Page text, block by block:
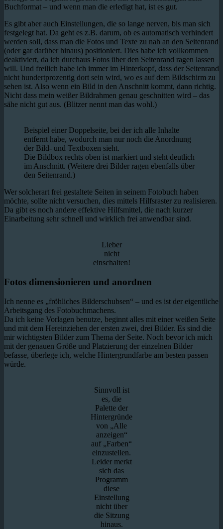
Buchformat – und wenn man die erledigt hat, ist es gut.
Es gibt aber auch Einstellungen, die so lange nerven, bis man sich
festgelegt hat. Da geht es z.B. darum, ob es automatisch verhindert
werden soll, dass man die Fotos und Texte zu nah an den Seitenrand
(oder gar darüber hinaus) positioniert. Dies habe ich vollkommen
deaktiviert, da ich durchaus Fotos über den Seitenrand ragen lassen
will. Und freilich habe ich immer im Hinterkopf, dass der Seitenrand
nicht hundertprozentig dort sein wird, wo es auf dem Bildschirm zu
sehen ist. Also wenn ein Bild in den Anschnitt kommt, dann richtig.
Nicht dass mein weißer Bildrahmen genau geschnitten wird – das
sähe nicht gut aus. (Blitzer nennt man das wohl.)
Beispiel einer Doppelseite, bei der ich alle Inhalte
entfernt habe, wodurch man nur noch die Anordnung
der Bild- und Textboxen sieht.
Die Bildbox rechts oben ist markiert und steht deutlich
im Anschnitt. (Weitere drei Bilder ragen ebenfalls über
den Seitenrand.)
Wer solcherart frei gestaltete Seiten in seinem Fotobuch haben
möchte, sollte nicht versuchen, dies mittels Hilfsraster zu realisieren.
Da gibt es noch andere effektive Hilfsmittel, die nach kurzer
Einarbeitung sehr schnell und wirklich frei anwendbar sind.
Lieber
nicht
einschalten!
Fotos dimensionieren und anordnen
Ich nenne es „fröhliches Bilderschubsen“ – und es ist der eigentliche
Arbeitsgang des Fotobuchmachens.
Da ich keine Vorlagen benutze, beginnt alles mit einer weißen Seite
und mit dem Hereinziehen der ersten zwei, drei Bilder. Es sind die
mir wichtigsten Bilder zum Thema der Seite. Noch bevor ich mich
mit der genauen Größe und Platzierung der einzelnen Bilder
befasse, überlege ich, welche Hintergrundfarbe am besten passen
würde.
Sinnvoll ist
es, die
Palette der
Hintergründe
von „Alle
anzeigen“
auf „Farben“
einzustellen.
Leider merkt
sich das
Programm
diese
Einstellung
nicht über
die Sitzung
hinaus.